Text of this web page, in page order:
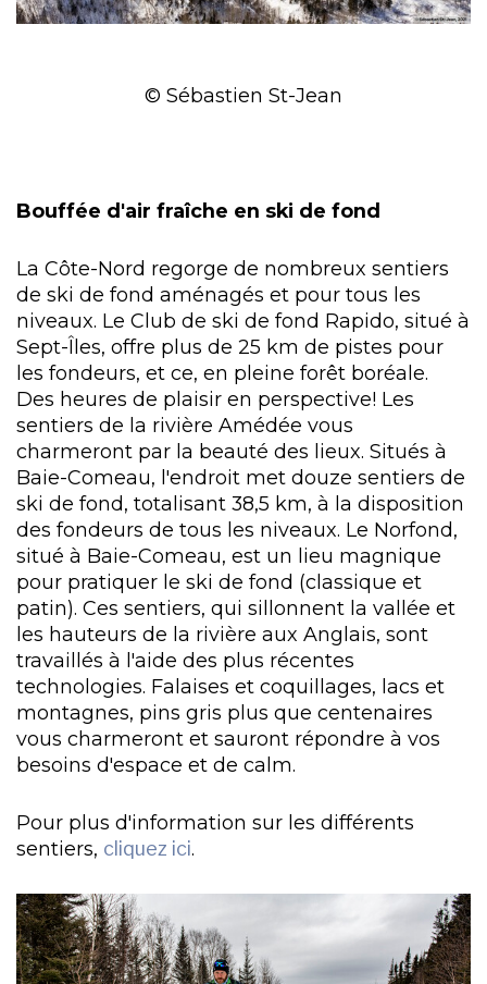
© Sébastien St-Jean
Bouffée d'air fraîche en ski de fond
La Côte-Nord regorge de nombreux sentiers
de ski de fond aménagés et pour tous les
niveaux. Le Club de ski de fond Rapido, situé à
Sept-Îles, offre plus de 25 km de pistes pour
les fondeurs, et ce, en pleine forêt boréale.
Des heures de plaisir en perspective! Les
sentiers de la rivière Amédée vous
charmeront par la beauté des lieux. Situés à
Baie-Comeau, l'endroit met douze sentiers de
ski de fond, totalisant 38,5 km, à la disposition
des fondeurs de tous les niveaux. Le Norfond,
situé à Baie-Comeau, est un lieu magnique
pour pratiquer le ski de fond (classique et
patin). Ces sentiers, qui sillonnent la vallée et
les hauteurs de la rivière aux Anglais, sont
travaillés à l'aide des plus récentes
technologies. Falaises et coquillages, lacs et
montagnes, pins gris plus que centenaires
vous charmeront et sauront répondre à vos
besoins d'espace et de calm.
Pour plus d'information sur les différents
sentiers, cliquez ici.